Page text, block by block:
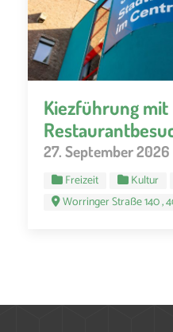
Kiezführung mit
27. September 2026
Freizeit Kultur
Worringer Straße 140 ,